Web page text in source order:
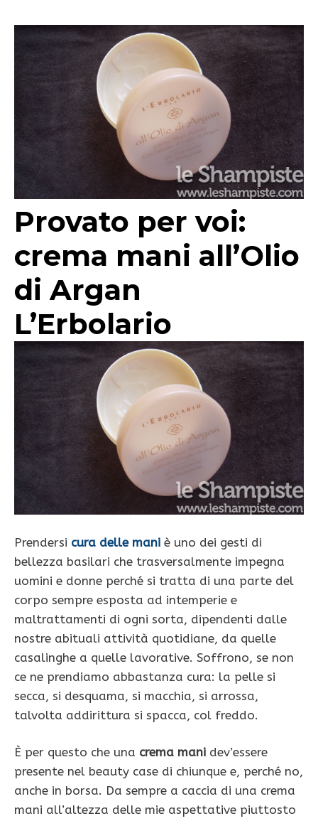
Provato per voi:
crema mani all’Olio
di Argan
L’Erbolario
Prendersi cura delle mani è uno dei gesti di
bellezza basilari che trasversalmente impegna
uomini e donne perché si tratta di una parte del
corpo sempre esposta ad intemperie e
maltrattamenti di ogni sorta, dipendenti dalle
nostre abituali attività quotidiane, da quelle
casalinghe a quelle lavorative. Soffrono, se non
ce ne prendiamo abbastanza cura: la pelle si
secca, si desquama, si macchia, si arrossa,
talvolta addirittura si spacca, col freddo.
È per questo che una crema mani dev’essere
presente nel beauty case di chiunque e, perché no,
anche in borsa. Da sempre a caccia di una crema
mani all’altezza delle mie aspettative piuttosto